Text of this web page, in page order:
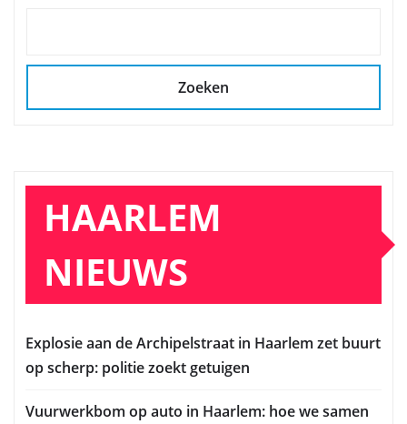
Zoeken
HAARLEM
NIEUWS
Explosie aan de Archipelstraat in Haarlem zet buurt
op scherp: politie zoekt getuigen
Vuurwerkbom op auto in Haarlem: hoe we samen